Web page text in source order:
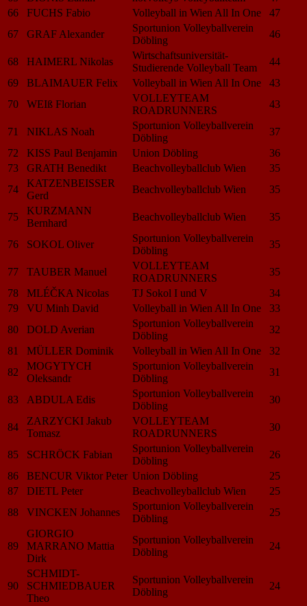
66
FUCHS Fabio Volleyball in Wien All In One
47
67
GRAF Alexander
Sportunion Volleyballverein
Döbling
46
68 HAIMERL Nikolas
Wirtschaftsuniversität-
Studierende Volleyball Team
44
69
BLAIMAUER Felix Volleyball in Wien All In One
43
70
WEIß Florian
VOLLEYTEAM
ROADRUNNERS
43
71 NIKLAS Noah
Sportunion Volleyballverein
Döbling
37
72
KISS Paul Benjamin Union Döbling
36
73
GRATH Benedikt Beachvolleyballclub Wien
35
74
KATZENBEISSER
Gerd
Beachvolleyballclub Wien 35
75
KURZMANN
Bernhard
Beachvolleyballclub Wien 35
76 SOKOL Oliver
Sportunion Volleyballverein
Döbling
35
77 TAUBER Manuel
VOLLEYTEAM
ROADRUNNERS
35
78
MLÉČKA Nicolas TJ Sokol I und V
34
79
VU Minh David Volleyball in Wien All In One
33
80
DOLD Averian
Sportunion Volleyballverein
Döbling
32
81
MÜLLER Dominik Volleyball in Wien All In One
32
82
MOGYTYCH
Oleksandr
Sportunion Volleyballverein
Döbling
31
83 ABDULA Edis
Sportunion Volleyballverein
Döbling
30
84
ZARZYCKI Jakub
Tomasz
VOLLEYTEAM
ROADRUNNERS
30
85 SCHRÖCK Fabian
Sportunion Volleyballverein
Döbling
26
86
BENCUR Viktor Peter Union Döbling
25
87
DIETL Peter Beachvolleyballclub Wien
25
88
VINCKEN Johannes
Sportunion Volleyballverein
Döbling
25
89
GIORGIO
MARRANO Mattia
Dirk
Sportunion Volleyballverein
Döbling
24
90
SCHMIDT-
SCHMIEDBAUER
Theo
Sportunion Volleyballverein
Döbling
24